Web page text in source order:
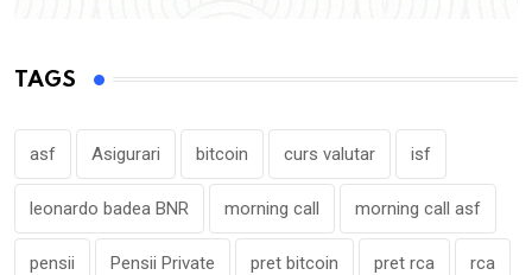
TAGS
asf Asigurari bitcoin curs valutar isf
leonardo badea BNR morning call morning call asf
pensii Pensii Private pret bitcoin pret rca rca